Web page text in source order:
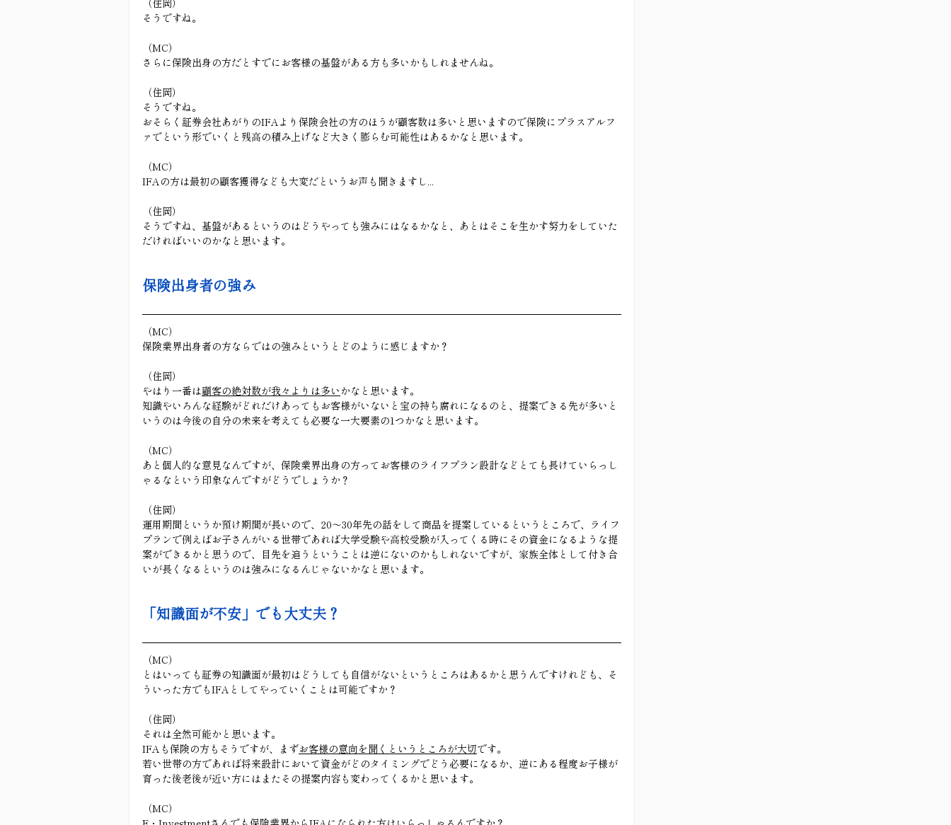
（住岡）
そうですね。
（MC）
さらに保険出身の方だとすでにお客様の基盤がある方も多いかもしれませんね。
（住岡）
そうですね。
おそらく証券会社あがりのIFAより保険会社の方のほうが顧客数は多いと思いますので保険にプラスアルフ
ァでという形でいくと残高の積み上げなど大きく膨らむ可能性はあるかなと思います。
（MC）
IFAの方は最初の顧客獲得なども大変だというお声も聞きますし...
（住岡）
そうですね、基盤があるというのはどうやっても強みにはなるかなと、あとはそこを生かす努力をしていた
だければいいのかなと思います。
保険出身者の強み
（MC）
保険業界出身者の方ならではの強みというとどのように感じますか？
（住岡）
やはり一番は顧客の絶対数が我々よりは多い かなと思います。
知識やいろんな経験がどれだけあってもお客様がいないと宝の持ち腐れになるのと、提案できる先が多いと
いうのは今後の自分の未来を考えても必要な一大要素の1つかなと思います。
（MC）
あと個人的な意見なんですが、保険業界出身の方ってお客様のライフプラン設計などとても長けていらっし
ゃるなという印象なんですがどうでしょうか？
（住岡）
運用期間というか預け期間が長いので、20〜30年先の話をして商品を提案しているというところで、ライフ
プランで例えばお子さんがいる世帯であれば大学受験や高校受験が入ってくる時にその資金になるような提
案ができるかと思うので、目先を追うということは逆にないのかもしれないですが、家族全体として付き合
いが長くなるというのは強みになるんじゃないかなと思います。
「知識面が不安」でも大丈夫？
（MC）
とはいっても証券の知識面が最初はどうしても自信がないというところはあるかと思うんですけれども、そ
ういった方でもIFAとしてやっていくことは可能ですか？
（住岡）
それは全然可能かと思います。
IFAも保険の方もそうですが、まずお客様の意向を聞くというところが大切です。
若い世帯の方であれば将来設計において資金がどのタイミングでどう必要になるか、逆にある程度お子様が
育った後老後が近い方にはまたその提案内容も変わってくるかと思います。
（MC）